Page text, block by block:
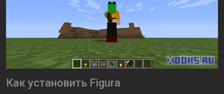
Как установить Figura